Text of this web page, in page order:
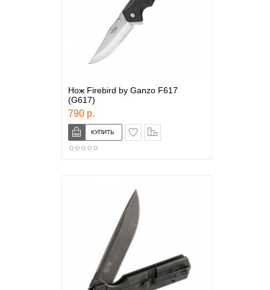
Нож Firebird by Ganzo F617
(G617)
790 р.
в закладки